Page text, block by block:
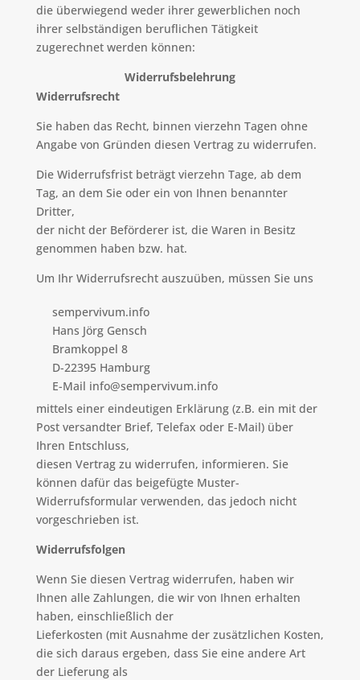
die überwiegend weder ihrer gewerblichen noch
ihrer selbständigen beruflichen Tätigkeit
zugerechnet werden können:
Widerrufsbelehrung
Widerrufsrecht
Sie haben das Recht, binnen vierzehn Tagen ohne
Angabe von Gründen diesen Vertrag zu widerrufen.
Die Widerrufsfrist beträgt vierzehn Tage, ab dem
Tag, an dem Sie oder ein von Ihnen benannter
Dritter,
der nicht der Beförderer ist, die Waren in Besitz
genommen haben bzw. hat.
Um Ihr Widerrufsrecht auszuüben, müssen Sie uns
sempervivum.info
Hans Jörg Gensch
Bramkoppel 8
D-22395 Hamburg
E-Mail info@sempervivum.info
mittels einer eindeutigen Erklärung (z.B. ein mit der
Post versandter Brief, Telefax oder E-Mail) über
Ihren Entschluss,
diesen Vertrag zu widerrufen, informieren. Sie
können dafür das beigefügte Muster-
Widerrufsformular verwenden, das jedoch nicht
vorgeschrieben ist.
Widerrufsfolgen
Wenn Sie diesen Vertrag widerrufen, haben wir
Ihnen alle Zahlungen, die wir von Ihnen erhalten
haben, einschließlich der
Lieferkosten (mit Ausnahme der zusätzlichen Kosten,
die sich daraus ergeben, dass Sie eine andere Art
der Lieferung als